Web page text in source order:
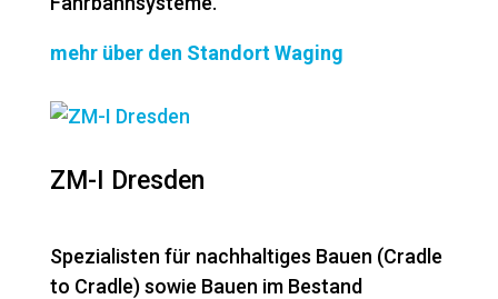
mehr über den Standort Waging
ZM-I Dresden
Spezialisten für nachhaltiges Bauen (Cradle
to Cradle) sowie Bauen im Bestand